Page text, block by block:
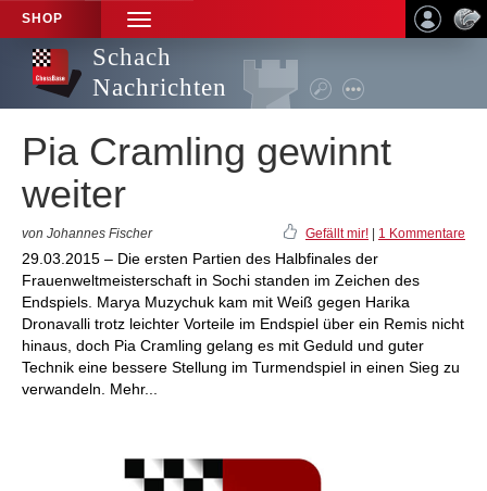
SHOP
TOGGLE
NAVIGATION
Schach
Nachrichten
Pia Cramling gewinnt
weiter
von Johannes Fischer Gefällt mir! 1 Kommentare
29.03.2015 – Die ersten Partien des Halbfinales der
Frauenweltmeisterschaft in Sochi standen im Zeichen des
Endspiels. Marya Muzychuk kam mit Weiß gegen Harika
Dronavalli trotz leichter Vorteile im Endspiel über ein Remis nicht
hinaus, doch Pia Cramling gelang es mit Geduld und guter
Technik eine bessere Stellung im Turmendspiel in einen Sieg zu
verwandeln. Mehr...